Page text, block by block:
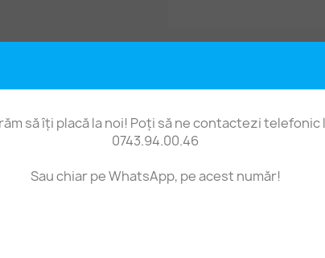
să îți placă la noi! Poți să ne contactezi telefonic
0743.94.00.46
Sau chiar pe WhatsApp, pe acest număr!
Fii primul care scrie o recenzie